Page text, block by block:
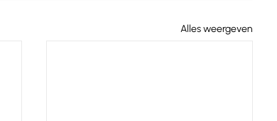
Alles weergeven